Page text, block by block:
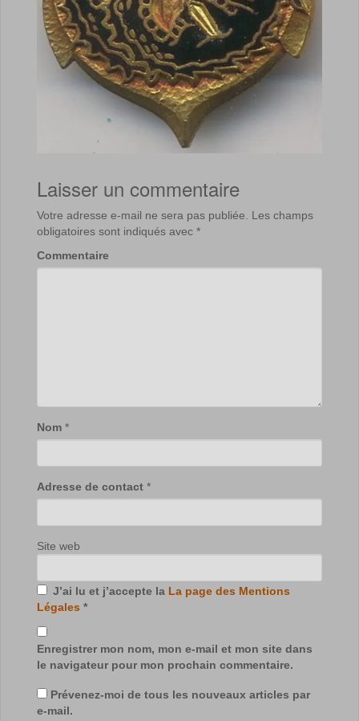
Laisser un commentaire
Votre adresse e-mail ne sera pas publiée.
Les champs
obligatoires sont indiqués avec *
Commentaire
Nom *
Adresse de contact *
Site web
J’ai lu et j’accepte la La page des Mentions
Légales *
Enregistrer mon nom, mon e-mail et mon site dans
le navigateur pour mon prochain commentaire.
Prévenez-moi de tous les nouveaux articles par
e-mail.